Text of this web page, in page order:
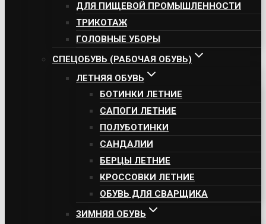
ДЛЯ ПИЩЕВОЙ ПРОМЫШЛЕННОСТИ
ТРИКОТАЖ
ГОЛОВНЫЕ УБОРЫ
СПЕЦОБУВЬ (РАБОЧАЯ ОБУВЬ)
ЛЕТНЯЯ ОБУВЬ
БОТИНКИ ЛЕТНИЕ
САПОГИ ЛЕТНИЕ
ПОЛУБОТИНКИ
САНДАЛИИ
БЕРЦЫ ЛЕТНИЕ
КРОССОВКИ ЛЕТНИЕ
ОБУВЬ ДЛЯ СВАРЩИКА
ЗИМНЯЯ ОБУВЬ